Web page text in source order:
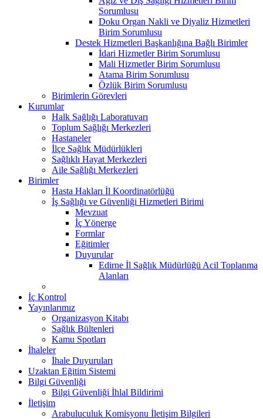
Sorumlusu
Doku Organ Nakli ve Diyaliz Hizmetleri
Birim Sorumlusu
Destek Hizmetleri Başkanlığına Bağlı Birimler
İdari Hizmetler Birim Sorumlusu
Mali Hizmetler Birim Sorumlusu
Atama Birim Sorumlusu
Özlük Birim Sorumlusu
Birimlerin Görevleri
Kurumlar
Halk Sağlığı Laboratuvarı
Toplum Sağlığı Merkezleri
Hastaneler
İlçe Sağlık Müdürlükleri
Sağlıklı Hayat Merkezleri
Aile Sağlığı Merkezleri
Birimler
Hasta Hakları İl Koordinatörlüğü
İş Sağlığı ve Güvenliği Hizmetleri Birimi
Mevzuat
İç Yönerge
Formlar
Eğitimler
Duyurular
Edirne İl Sağlık Müdürlüğü Acil Toplanma
Alanları
İç Kontrol
Yayınlarımız
Organizasyon Kitabı
Sağlık Bültenleri
Kamu Spotları
İhaleler
İhale Duyuruları
Uzaktan Eğitim Sistemi
Bilgi Güvenliği
Bilgi Güvenliği İhlal Bildirimi
İletişim
Arabuluculuk Komisyonu İletişim Bilgileri